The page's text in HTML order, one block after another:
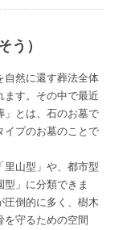
う）
自然に還す葬法全体
ます。その中で最近
」とは、石のお墓で
イプのお墓のことで
里山型」や、都市型
」に分類できま
圧倒的に多く、樹木
を守るための空間